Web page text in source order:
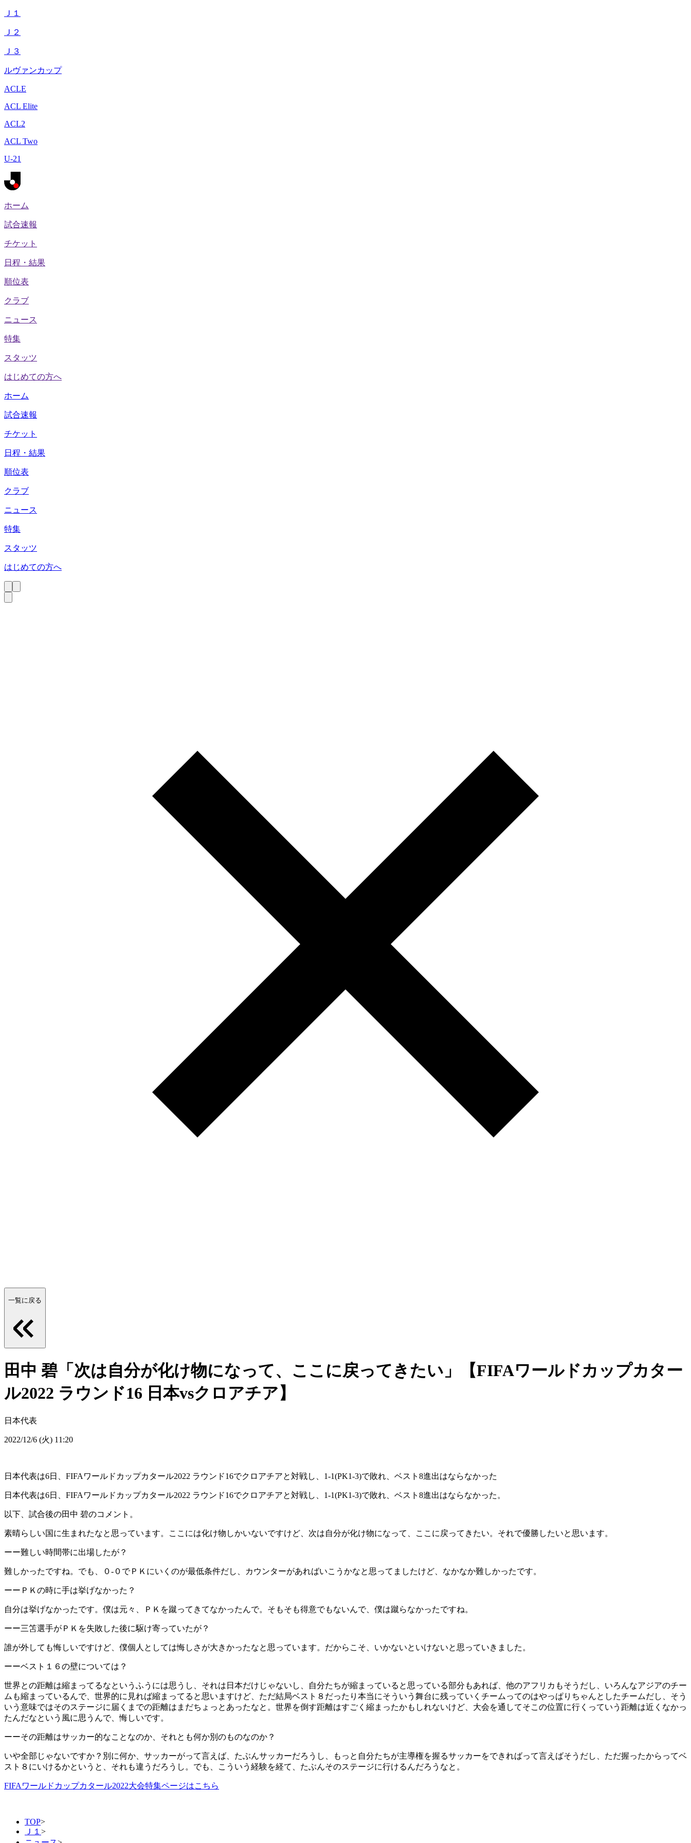
Ｊ１
Ｊ２
Ｊ３
ルヴァンカップ
ACLE
ACL Elite
ACL2
ACL Two
U-21
ホーム
試合速報
チケット
日程・結果
順位表
クラブ
ニュース
特集
スタッツ
はじめての方へ
ホーム
試合速報
チケット
日程・結果
順位表
クラブ
ニュース
特集
スタッツ
はじめての方へ
一覧に戻る
田中 碧「次は自分が化け物になって、ここに戻ってきたい」【FIFAワールドカップカター
ル2022 ラウンド16 日本vsクロアチア】
日本代表
2022/12/6 (火) 11:20
日本代表は6日、FIFAワールドカップカタール2022 ラウンド16でクロアチアと対戦し、1-1(PK1-3)で敗れ、ベスト8進出はならなかった
日本代表は6日、FIFAワールドカップカタール2022 ラウンド16でクロアチアと対戦し、1-1(PK1-3)で敗れ、ベスト8進出はならなかった。
以下、試合後の田中 碧のコメント。
素晴らしい国に生まれたなと思っています。ここには化け物しかいないですけど、次は自分が化け物になって、ここに戻ってきたい。それで優勝したいと思います。
ーー難しい時間帯に出場したが？
難しかったですね。でも、０-０でＰＫにいくのが最低条件だし、カウンターがあればいこうかなと思ってましたけど、なかなか難しかったです。
ーーＰＫの時に手は挙げなかった？
自分は挙げなかったです。僕は元々、ＰＫを蹴ってきてなかったんで。そもそも得意でもないんで、僕は蹴らなかったですね。
ーー三笘選手がＰＫを失敗した後に駆け寄っていたが？
誰が外しても悔しいですけど、僕個人としては悔しさが大きかったなと思っています。だからこそ、いかないといけないと思っていきました。
ーーベスト１６の壁については？
世界との距離は縮まってるなというふうには思うし、それは日本だけじゃないし、自分たちが縮まっていると思っている部分もあれば、他のアフリカもそうだし、いろんなアジアのチー
ムも縮まっているんで、世界的に見れば縮まってると思いますけど、ただ結局ベスト８だったり本当にそういう舞台に残っていくチームってのはやっぱりちゃんとしたチームだし、そう
いう意味ではそのステージに届くまでの距離はまだちょっとあったなと。世界を倒す距離はすごく縮まったかもしれないけど、大会を通してそこの位置に行くっていう距離は近くなかっ
たんだなという風に思うんで、悔しいです。
ーーその距離はサッカー的なことなのか、それとも何か別のものなのか？
いや全部じゃないですか？別に何か、サッカーがって言えば、たぶんサッカーだろうし、もっと自分たちが主導権を握るサッカーをできればって言えばそうだし、ただ握ったからってベ
スト８にいけるかというと、それも違うだろうし。でも、こういう経験を経て、たぶんそのステージに行けるんだろうなと。
FIFAワールドカップカタール2022大会特集ページはこちら
TOP>
Ｊ１ >